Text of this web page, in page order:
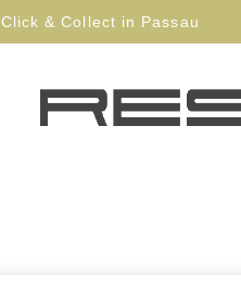
Click & Collect in Passau